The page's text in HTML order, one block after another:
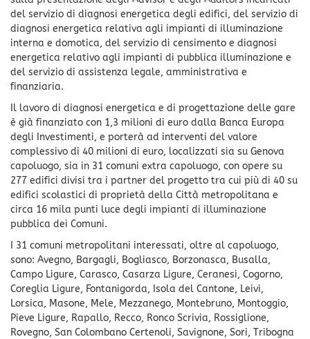
del servizio di diagnosi energetica degli edifici, del servizio di
diagnosi energetica relativa agli impianti di illuminazione
interna e domotica, del servizio di censimento e diagnosi
energetica relativo agli impianti di pubblica illuminazione e
del servizio di assistenza legale, amministrativa e
finanziaria.
Il lavoro di diagnosi energetica e di progettazione delle gare
è già finanziato con 1,3 milioni di euro dalla Banca Europa
degli Investimenti, e porterà ad interventi del valore
complessivo di 40 milioni di euro, localizzati sia su Genova
capoluogo, sia in 31 comuni extra capoluogo, con opere su
277 edifici divisi tra i partner del progetto tra cui più di 40 su
edifici scolastici di proprietà della Città metropolitana e
circa 16 mila punti luce degli impianti di illuminazione
pubblica dei Comuni.
I 31 comuni metropolitani interessati, oltre al capoluogo,
sono: Avegno, Bargagli, Bogliasco, Borzonasca, Busalla,
Campo Ligure, Carasco, Casarza Ligure, Ceranesi, Cogorno,
Coreglia Ligure, Fontanigorda, Isola del Cantone, Leivi,
Lorsica, Masone, Mele, Mezzanego, Montebruno, Montoggio,
Pieve Ligure, Rapallo, Recco, Ronco Scrivia, Rossiglione,
Rovegno, San Colombano Certenoli, Savignone, Sori, Tribogna